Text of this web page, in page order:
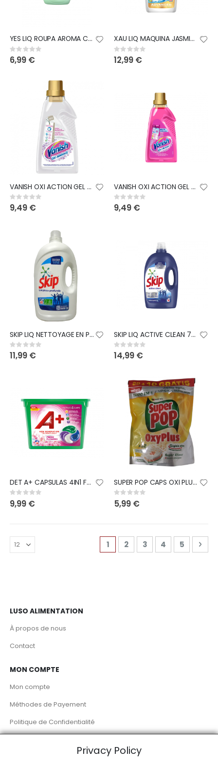
YES LIQ ROUPA AROMA COLONIA (105D) 5LT
Rating:
0%
6,99 €
XAU LIQ MAQUINA JASMIM+VANISH 85D
Rating:
0%
12,99 €
VANISH OXI ACTION GEL WHITE 1,5L
Rating:
0%
9,49 €
VANISH OXI ACTION GEL PINK 1,5L
Rating:
0%
9,49 €
SKIP LIQ NETTOYAGE EN PROFONDEUR 85D
Rating:
0%
11,99 €
SKIP LIQ ACTIVE CLEAN 76D
Rating:
0%
14,99 €
DET A+ CAPSULAS 4IN1 FRESH FLOWERS 38D
Rating:
0%
9,99 €
SUPER POP CAPS OXI PLUS ORIGINEL 30CAPS
Rating:
0%
5,99 €
Page
You're currently reading
1 Page
2 Page
3 Page
4 Page
5
Privacy Policy
LUSO ALIMENTATION
À propos de nous
Contact
MON COMPTE
Mon compte
Méthodes de Payement
Politique de Confidentialité